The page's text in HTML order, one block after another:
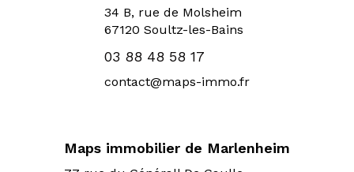
34 B, rue de Molsheim
67120 Soultz-les-Bains
03 88 48 58 17
contact@maps-immo.fr
Maps immobilier de Marlenheim